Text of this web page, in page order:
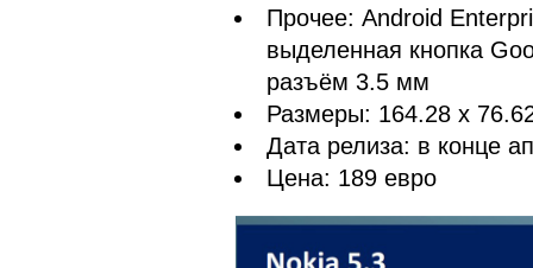
Прочее: Android
выделенная кнопка
разъём 3.5 мм
Размеры: 164.28 x
Дата релиза: в конце
Цена: 189 евро